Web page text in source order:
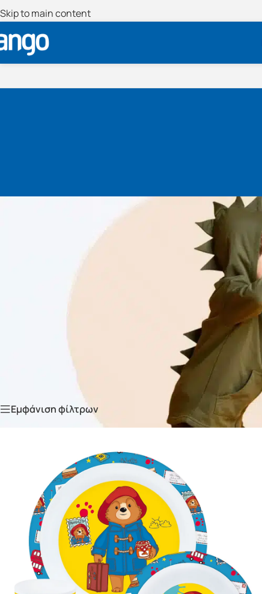
Skip to main content
Εμφάνιση φίλτρων